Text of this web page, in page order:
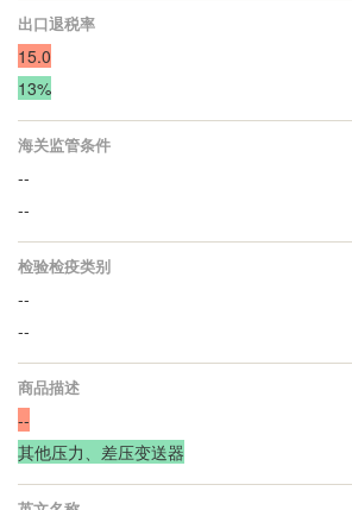
出口退税率
15.0
13%
海关监管条件
--
--
检验检疫类别
--
--
商品描述
--
其他压力、差压变送器